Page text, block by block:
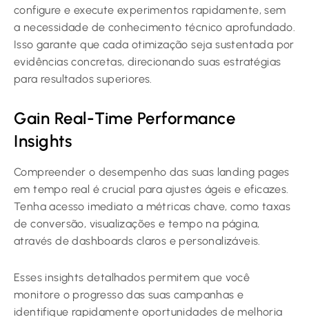
configure e execute experimentos rapidamente, sem
a necessidade de conhecimento técnico aprofundado.
Isso garante que cada otimização seja sustentada por
evidências concretas, direcionando suas estratégias
para resultados superiores.
Gain Real-Time Performance
Insights
Compreender o desempenho das suas landing pages
em tempo real é crucial para ajustes ágeis e eficazes.
Tenha acesso imediato a métricas chave, como taxas
de conversão, visualizações e tempo na página,
através de dashboards claros e personalizáveis.
Esses insights detalhados permitem que você
monitore o progresso das suas campanhas e
identifique rapidamente oportunidades de melhoria